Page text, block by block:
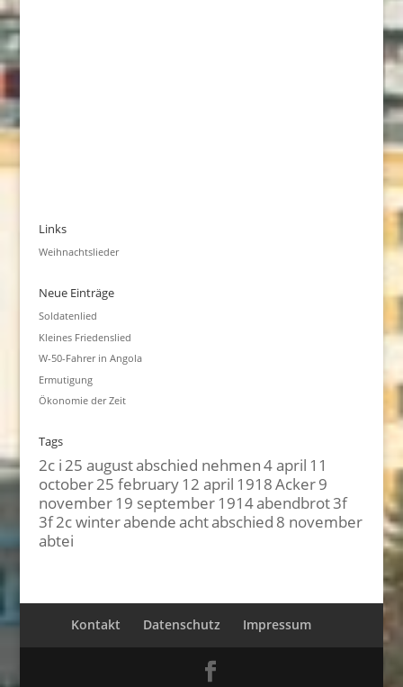
Links
Weihnachtslieder
Neue Einträge
Soldatenlied
Kleines Friedenslied
W-50-Fahrer in Angola
Ermutigung
Ökonomie der Zeit
Tags
2c i25 augustabschied nehmen4 april 11
october25 february12 april 1918Acker9
november19 september1914abendbrot3f
3f2c winterabendeachtabschied 8 november
abtei
Kontakt Datenschutz Impressum